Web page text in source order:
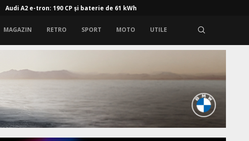
Audi A2 e-tron: 190 CP și baterie de 61 kWh
MAGAZIN RETRO SPORT MOTO UTILE